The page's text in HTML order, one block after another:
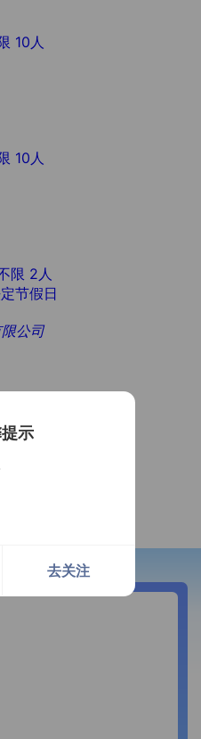
10人
10人
限 2人
节假日
公司
示
去关注